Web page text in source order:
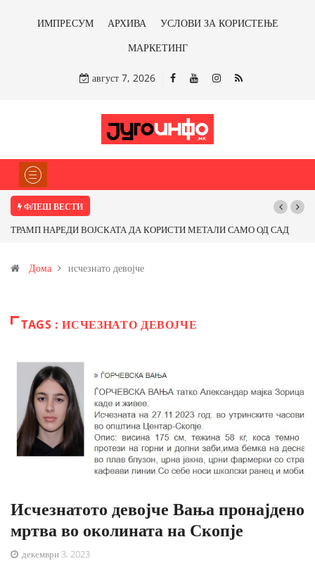
ИМПРЕСУМ АРХИВА
УСЛОВИ ЗА КОРИСТЕЊЕ
МАРКЕТИНГ
август 7, 2026
ФЛЕШ ВЕСТИ
ТРАМП НАРЕДИ ВОЈСКАТА ДА КОРИСТИ МЕТАЛИ САМО ОД САД
Иловица и со антимонот?
Дома исчезнато девојче
TAGS : ИСЧЕЗНАТО ДЕВОЈЧЕ
Исчезнатото девојче Вања пронајдено
мртва во околината на Скопје
декември 3, 2023